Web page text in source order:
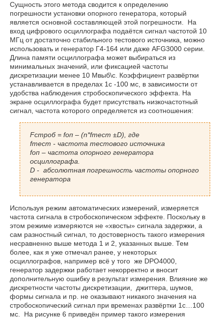
Сущность этого метода сводится к определению
погрешности установки опорного генератора, который
является основной составляющей этой погрешности. На
вход цифрового осциллографа подаётся сигнал частотой 10
МГц от достаточно стабильного тестового источника, можно
использовать и генератор Г4-164 или даже AFG3000 серии.
Длина памяти осциллографа может выбираться из
минимальных значений, или фиксацией частоты
дискретизации менее 10 Мвыб\с. Коэффициент развёртки
устанавливается в пределах 1с -100 мс, в зависимости от
удобства наблюдения стробоскопического эффекта. На
экране осциллографа будет присутствать низкочастотный
сигнал, частота которого определяется из соотношения:
Fстроб = fоп – (n*fтест ±D), где
fтест - частота тестового источника
fоп – частота опорного генератора
осциллографа.
D - абсолютная погрешность частоты опорного
генератора
Используя режим автоматических измерений, измеряется
частота сигнала в стробоскопическом эффекте. Поскольку в
этом режиме измеряются не «хвосты» сигнала задержки, а
сам разностный сигнал, то достоверность такого измерения
несравненно выше метода 1 и 2, указанных выше. Тем
более, как я уже отмечал ранее, у некоторых
осциллографов, например всё у того же DPO4000,
генератор задержки работает некорректно и вносит
дополнительную ошибку в результат измерения. Влияние же
дискретности частоты дискретизации, джиттера, шумов,
формы сигнала и пр. не оказывают никакого значения на
стробоскопический сигнал при временах развёртки 1с…100
мс. На рисунке 6 приведён пример такого измерения